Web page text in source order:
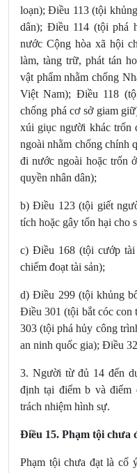
loạn); Điều 113 (tội
dân); Điều 114 (tội phá
nước Cộng hòa xã hội
làm, tàng trữ, phát tán
vật phẩm nhằm chống
Việt Nam); Điều 118
chống phá cơ sở giam
xúi giục người khác trốn
ngoài nhằm chống chính
đi nước ngoài hoặc trốn
quyền nhân dân);
b) Điều 123 (tội giết
tích hoặc gây tổn hại cho
c) Điều 168 (tội cướp
chiếm đoạt tài sản);
d) Điều 299 (tội khủng
Điều 301 (tội bắt cóc
303 (tội phá hủy công
an ninh quốc gia); Điều
3. Người từ đủ 14 đến
định tại điểm b và
trách nhiệm hình sự.
Điều 15. Phạm tội chưa
Phạm tội chưa đạt là cố